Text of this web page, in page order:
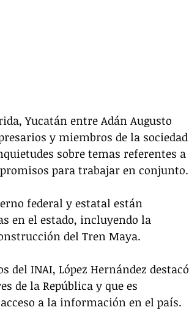
Yucatán entre Adán Augusto
y miembros de la sociedad
sobre temas referentes a
para trabajar en conjunto.
federal y estatal están
en el estado, incluyendo la
del Tren Maya.
INAI, López Hernández destacó
de la República y que es
a la información en el país.